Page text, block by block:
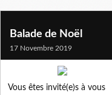
Balade de Noël
17 Novembre 2019
Vous êtes invité(e)s à vous